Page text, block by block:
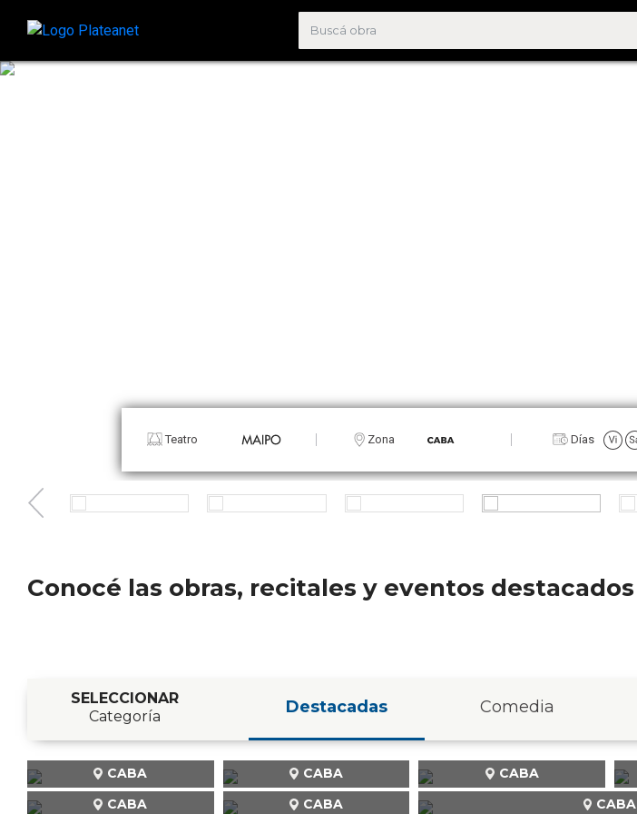
Teatro Zona Días
Conocé las obras, recitales y eventos destacados
SELECCIONAR
Categoría
Destacadas Comedia
CABA CABA CABA
CABA
CABA CABA